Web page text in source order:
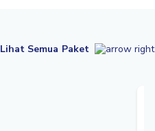
Lihat Semua Paket